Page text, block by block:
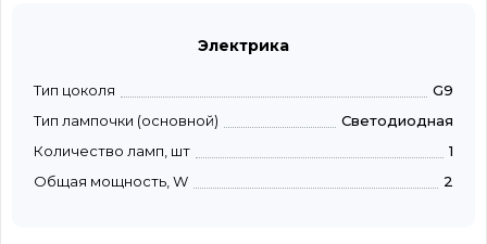
Электрика
Тип цоколя
G9
Тип лампочки (основной)
Светодиодная
Количество ламп, шт
1
Общая мощность, W
2